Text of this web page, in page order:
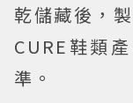
乾儲藏後，
CURE鞋類
準。